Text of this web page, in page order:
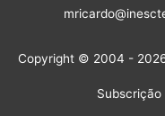
Copyright © 2004 - 2026
Subscrição